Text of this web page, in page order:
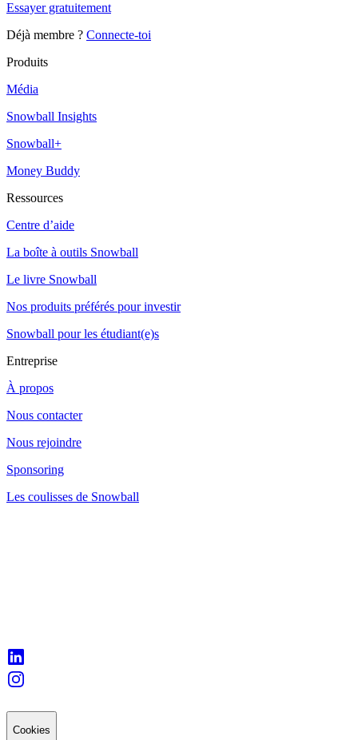
Essayer gratuitement
Déjà membre ? Connecte-toi
Produits
Média
Snowball Insights
Snowball+
Money Buddy
Ressources
Centre d’aide
La boîte à outils Snowball
Le livre Snowball
Nos produits préférés pour investir
Snowball pour les étudiant(e)s
Entreprise
À propos
Nous contacter
Nous rejoindre
Sponsoring
Les coulisses de Snowball
Cookies